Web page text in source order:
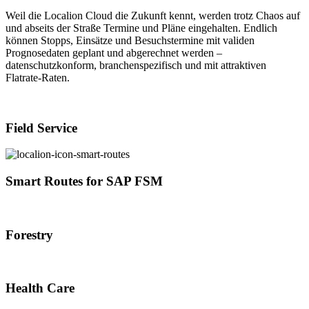
Weil die Localion Cloud die Zukunft kennt, werden trotz Chaos auf
und abseits der Straße Termine und Pläne eingehalten. Endlich
können Stopps, Einsätze und Besuchstermine mit validen
Prognosedaten geplant und abgerechnet werden –
datenschutzkonform, branchenspezifisch und mit attraktiven
Flatrate-Raten.
Field Service
Smart Routes for SAP FSM
Forestry
Health Care